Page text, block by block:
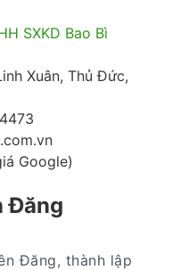
SXKD Bao Bì
Xuân, Thủ Đức,
Google)
Đăng
Đăng, thành lập